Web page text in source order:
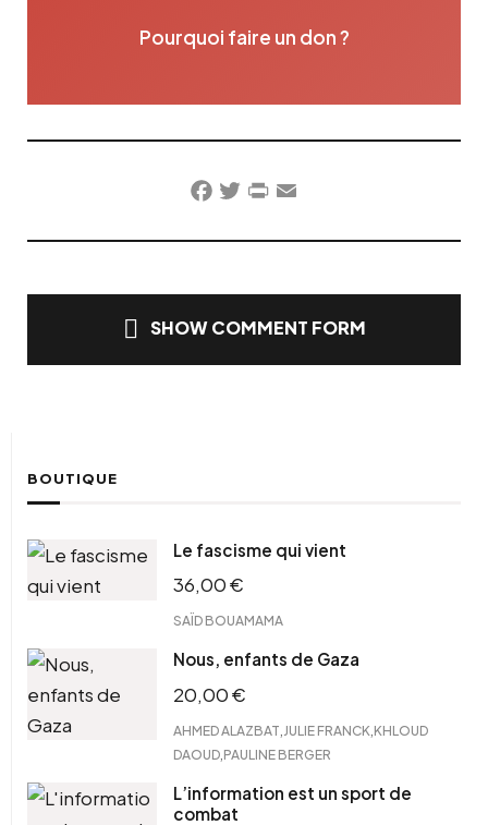
Pourquoi faire un don ?
Facebook
TwitterPrintFriendly
Email
SHOW COMMENT FORM
BOUTIQUE
Le fascisme qui vient
36,00€
SAÏD BOUAMAMA
Nous, enfants de Gaza
20,00€
AHMED ALAZBAT JULIE FRANCK KHLOUD
DAOUD PAULINE BERGER
L’information est un sport de
combat